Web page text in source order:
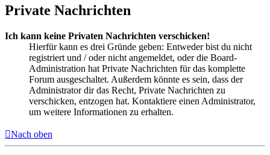
Private Nachrichten
Ich kann keine Privaten Nachrichten verschicken!
Hierfür kann es drei Gründe geben: Entweder bist du nicht
registriert und / oder nicht angemeldet, oder die Board-
Administration hat Private Nachrichten für das komplette
Forum ausgeschaltet. Außerdem könnte es sein, dass der
Administrator dir das Recht, Private Nachrichten zu
verschicken, entzogen hat. Kontaktiere einen Administrator,
um weitere Informationen zu erhalten.
Nach oben